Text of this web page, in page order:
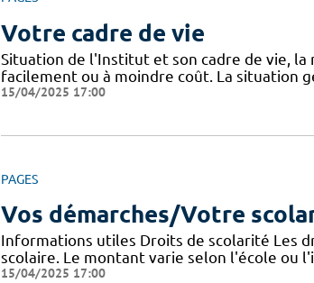
Votre cadre de vie
Situation de l'Institut et son cadre de vie,
facilement ou à moindre coût. La situation
15/04/2025 17:00
PAGES
Vos démarches/Votre
Informations utiles Droits de scolarité Les
scolaire. Le montant varie selon l'école ou
15/04/2025 17:00